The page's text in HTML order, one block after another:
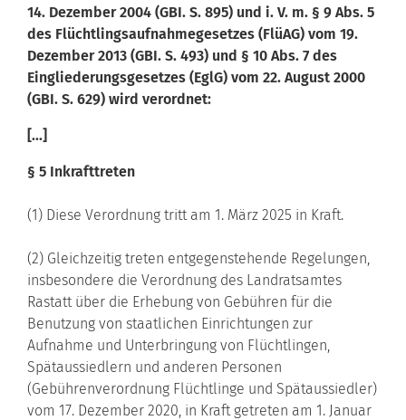
14. Dezember 2004 (GBI. S. 895) und i. V. m. § 9 Abs. 5
des Flüchtlingsaufnahmegesetzes (FlüAG) vom 19.
Dezember 2013 (GBI. S. 493) und § 10 Abs. 7 des
Eingliederungsgesetzes (EglG) vom 22. August 2000
(GBI. S. 629) wird verordnet:
[...]
§ 5 Inkrafttreten
(1) Diese Verordnung tritt am 1. März 2025 in Kraft.
(2) Gleichzeitig treten entgegenstehende Regelungen,
insbesondere die Verordnung des Landratsamtes
Rastatt über die Erhebung von Gebühren für die
Benutzung von staatlichen Einrichtungen zur
Aufnahme und Unterbringung von Flüchtlingen,
Spätaussiedlern und anderen Personen
(Gebührenverordnung Flüchtlinge und Spätaussiedler)
vom 17. Dezember 2020, in Kraft getreten am 1. Januar